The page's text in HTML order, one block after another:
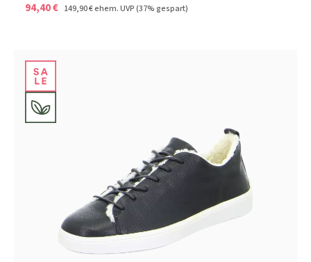
94,40 € 149,90 €ehem. UVP(37% gespart)